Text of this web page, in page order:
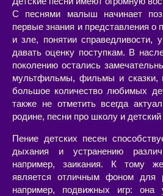
С песнями малыш начинает
первые знания и представления о
и зле, понятии справедливости,
давать оценку поступкам. В
поколению остались
мультфильмы, фильмы и сказки,
большое количество любимых
также не отметить всегда
родине, песни про школу и детский
Пение детских песен
дыхания и устранению
например, заикания. К тому
является отличным фоном для
например, подвижных игр: она